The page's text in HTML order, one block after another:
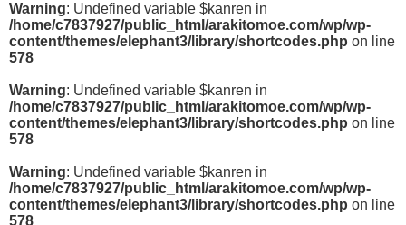
Warning : Undefined variable $kanren in
/home/c7837927/public_html/arakitomoe.com/wp/wp-
content/themes/elephant3/library/shortcodes.php on line
578
Warning : Undefined variable $kanren in
/home/c7837927/public_html/arakitomoe.com/wp/wp-
content/themes/elephant3/library/shortcodes.php on line
578
Warning : Undefined variable $kanren in
/home/c7837927/public_html/arakitomoe.com/wp/wp-
content/themes/elephant3/library/shortcodes.php on line
578